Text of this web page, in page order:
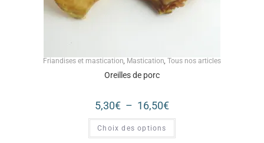
Friandises et mastication, Mastication, Tous nos articles
Oreilles de porc
5,30€ – 16,50€
Choix des options